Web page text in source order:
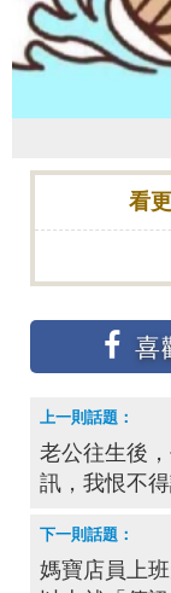
看
老公往生後
訊，我恨不得
媽寶店員上